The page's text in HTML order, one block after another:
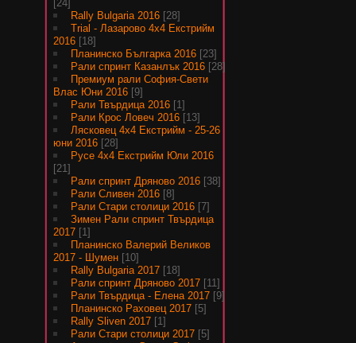
[24]
Rally Bulgaria 2016 [28]
Trial - Лазарово 4х4 Екстрийм
2016 [18]
Планинско Българка 2016 [23]
Рали спринт Казанлък 2016 [28]
Премиум рали София-Свети
Влас Юни 2016 [9]
Рали Твърдица 2016 [1]
Рали Крос Ловеч 2016 [13]
Лясковец 4х4 Екстрийм - 25-26
юни 2016 [28]
Русе 4х4 Екстрийм Юли 2016
[21]
Рали спринт Дряново 2016 [38]
Рали Сливен 2016 [8]
Рали Стари столици 2016 [7]
Зимен Рали спринт Твърдица
2017 [1]
Планинско Валерий Великов
2017 - Шумен [10]
Rally Bulgaria 2017 [18]
Рали спринт Дряново 2017 [11]
Рали Твърдица - Елена 2017 [9]
Планинско Раховец 2017 [5]
Rally Sliven 2017 [1]
Рали Стари столици 2017 [5]